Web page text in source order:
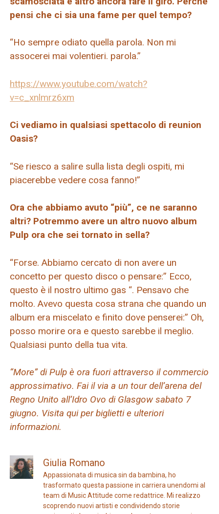
pensi che ci sia una fame per quel tempo?
“Ho sempre odiato quella parola. Non mi
assocerei mai volentieri. parola.”
https://www.youtube.com/watch?
v=c_xnlmrz6xm
Ci vediamo in qualsiasi spettacolo di reunion
Oasis?
“Se riesco a salire sulla lista degli ospiti, mi
piacerebbe vedere cosa fanno!”
Ora che abbiamo avuto “più”, ce ne saranno
altri? Potremmo avere un altro nuovo album
Pulp ora che sei tornato in sella?
“Forse. Abbiamo cercato di non avere un
concetto per questo disco o pensare:” Ecco,
questo è il nostro ultimo gas “. Pensavo che
molto. Avevo questa cosa strana che quando un
album era miscelato e finito dove penserei:” Oh,
posso morire ora e questo sarebbe il meglio.
Qualsiasi punto della tua vita.
“More” di Pulp è ora fuori attraverso il commercio
approssimativo. Fai il via a un tour dell’arena del
Regno Unito all’Idro Ovo di Glasgow sabato 7
giugno. Visita qui per biglietti e ulteriori
informazioni.
Giulia Romano
Appassionata di musica sin da bambina, ho
trasformato questa passione in carriera unendomi al
team di Music Attitude come redattrice. Mi realizzo
scoprendo nuovi artisti e condividendo storie